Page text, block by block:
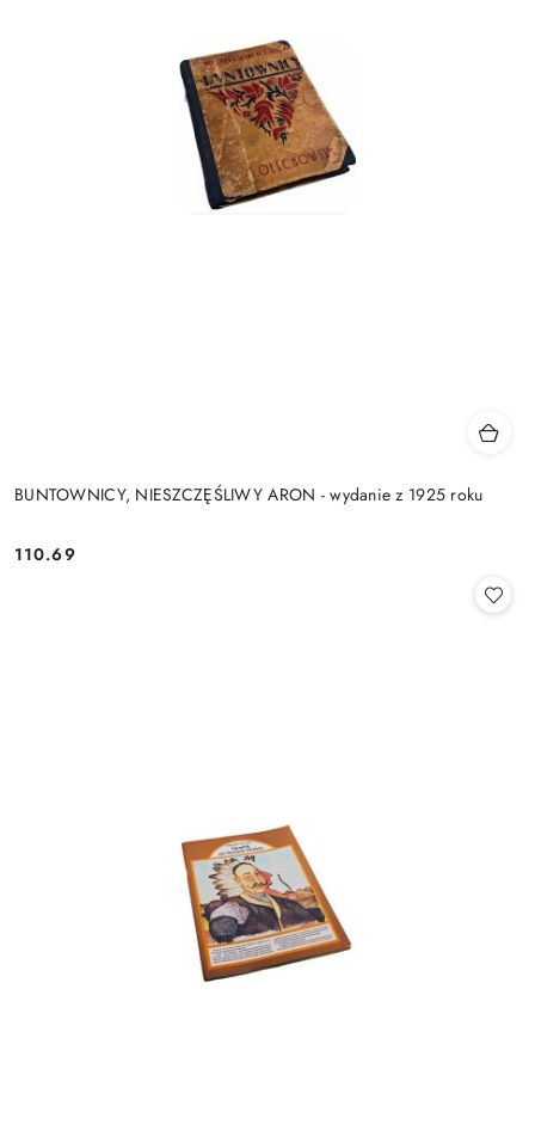
BUNTOWNICY, NIESZCZĘŚLIWY ARON - wydanie z 1925 roku
Cena:
110.69